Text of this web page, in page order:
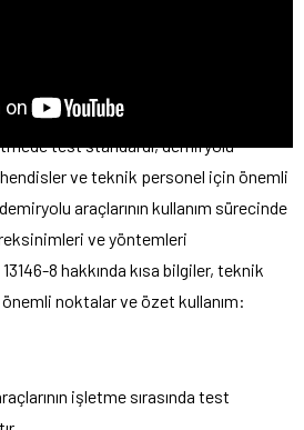
test standardı, demiryolu
ve teknik personel için önemli
araçlarının kullanım sürecinde
ve yöntemleri
8 hakkında kısa bilgiler, teknik
önemli noktalar ve özet kullanım:
işletme sırasında test